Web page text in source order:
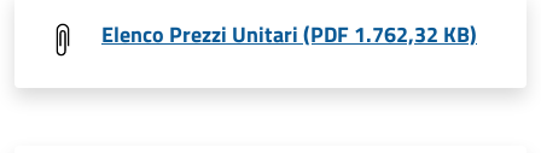
Elenco Prezzi Unitari (PDF 1.762,32 KB)